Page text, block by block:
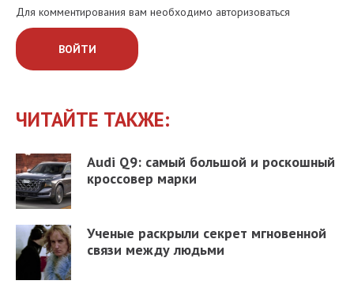
Для комментирования вам необходимо авторизоваться
ВОЙТИ
ЧИТАЙТЕ ТАКЖЕ:
Audi Q9: самый большой и роскошный
кроссовер марки
Ученые раскрыли секрет мгновенной
связи между людьми